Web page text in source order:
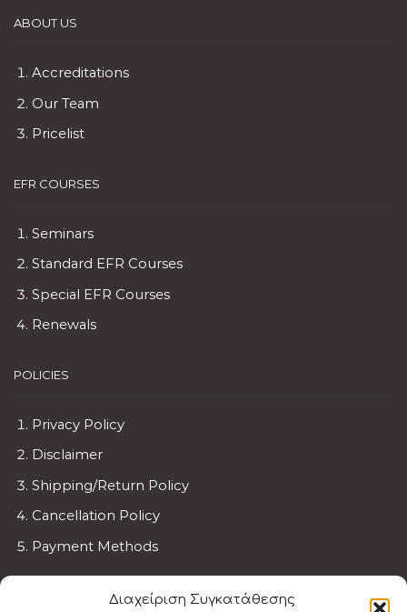
Διαχείριση Συγκατάθεσης
ABOUT US
Accreditations
Our Team
Pricelist
EFR COURSES
Seminars
Standard EFR Courses
Special EFR Courses
Renewals
POLICIES
Privacy Policy
Disclaimer
Shipping/Return Policy
Cancellation Policy
Payment Methods
BECOME AN INSTRUCTOR